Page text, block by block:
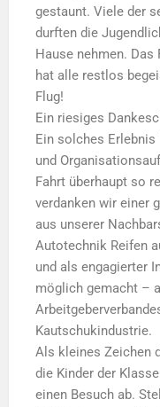
gestaunt. Viele der
durften die
Hause nehmen.
hat alle restlos
Flug!
​Ein riesiges
​Ein solches
und
Fahrt überhaupt so
verdanken wir einer
aus unserer
Autotechnik Reifen
und als engagierter
möglich gemacht –
Kautschukindustrie.
​Als kleines Zeichen
die Kinder der
einen Besuch ab.